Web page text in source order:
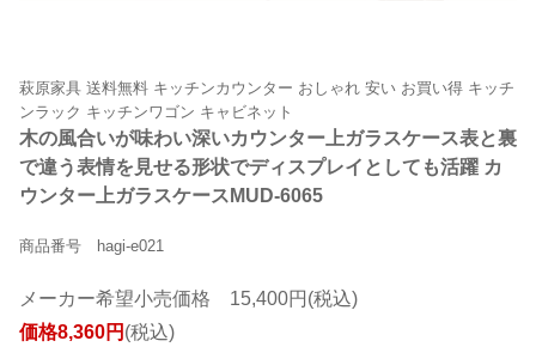
萩原家具 送料無料 キッチンカウンター おしゃれ 安い お買い得 キッチ
ンラック キッチンワゴン キャビネット
木の風合いが味わい深いカウンター上ガラスケース表と裏
で違う表情を見せる形状でディスプレイとしても活躍 カ
ウンター上ガラスケースMUD-6065
商品番号 hagi-e021
メーカー希望小売価格 15,400円(税込)
価格8,360円 (税込)